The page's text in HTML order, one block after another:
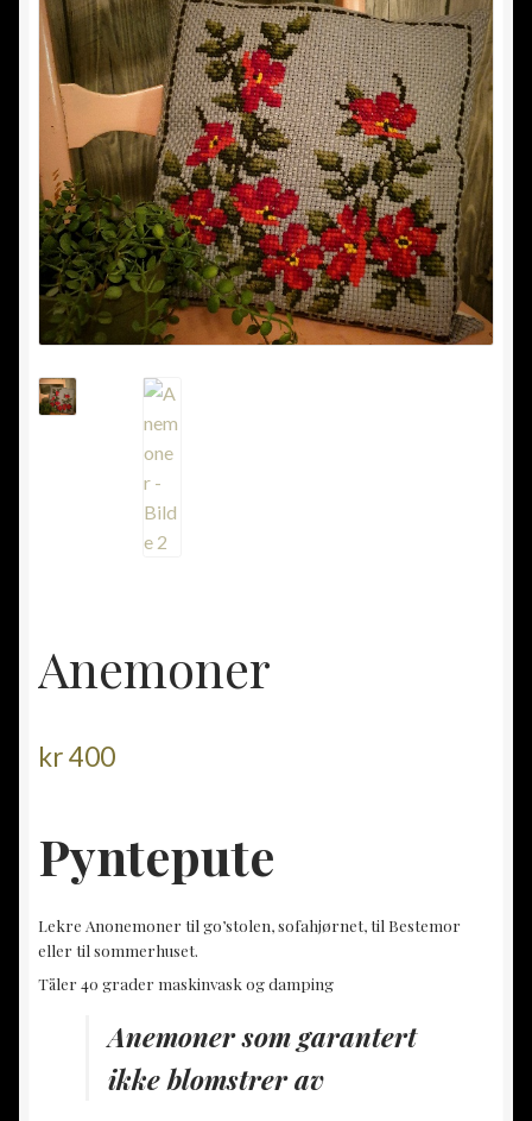
Anemoner
kr400
Pyntepute
Lekre Anonemoner til go’stolen, sofahjørnet, til Bestemor
eller til sommerhuset.
Tåler 40 grader maskinvask og damping
Anemoner som garantert
ikke blomstrer av